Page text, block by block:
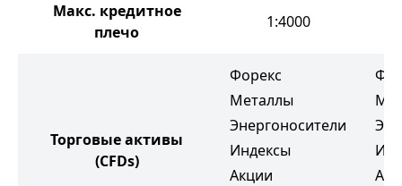
Макс. кредитное
плечо
1:4000
Торговые активы
(CFDs)
Форекс
Металлы
Энергоносители
Индексы
Акции